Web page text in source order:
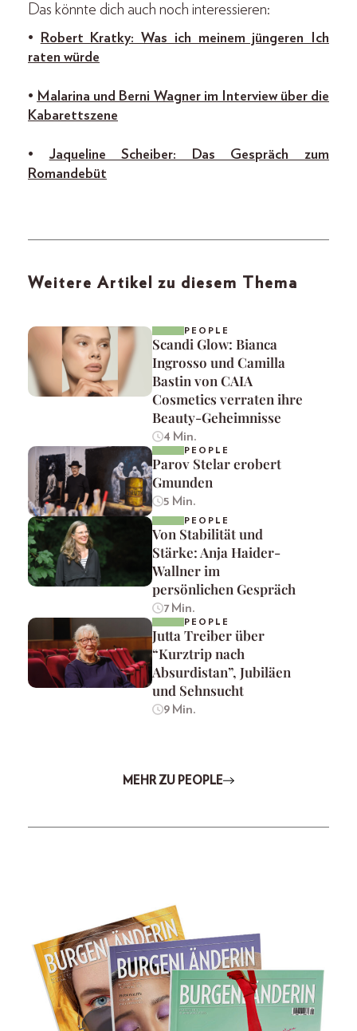
Das könnte dich auch noch interessieren:
•
Robert Kratky: Was ich meinem jüngeren Ich
raten würde
• Malarina und Berni Wagner im Interview über die
Kabarettszene
• Jaqueline Scheiber: Das Gespräch zum
Romandebüt
Weitere Artikel zu diesem Thema
PEOPLE
Scandi Glow: Bianca
Ingrosso und Camilla
Bastin von CAIA
Cosmetics verraten ihre
Beauty-Geheimnisse
4 Min.
PEOPLE
Parov Stelar erobert
Gmunden
5 Min.
PEOPLE
Von Stabilität und
Stärke: Anja Haider-
Wallner im
persönlichen Gespräch
7 Min.
PEOPLE
Jutta Treiber über
“Kurztrip nach
Absurdistan”, Jubiläen
und Sehnsucht
9 Min.
MEHR ZU PEOPLE